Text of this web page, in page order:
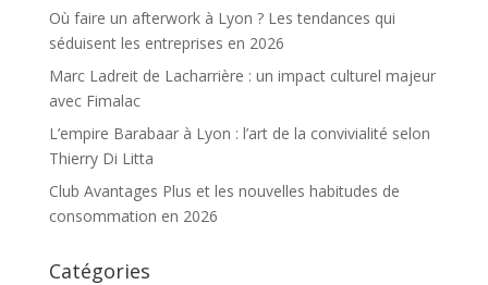
Où faire un afterwork à Lyon ? Les tendances qui
séduisent les entreprises en 2026
Marc Ladreit de Lacharrière : un impact culturel majeur
avec Fimalac
L’empire Barabaar à Lyon : l’art de la convivialité selon
Thierry Di Litta
Club Avantages Plus et les nouvelles habitudes de
consommation en 2026
Catégories